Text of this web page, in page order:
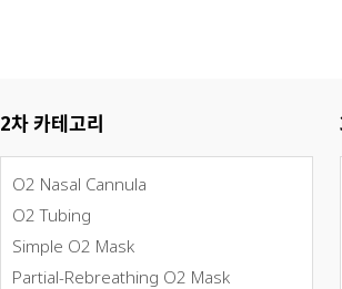
2차 카테고리
O2 Nasal Cannula
O2 Tubing
Simple O2 Mask
Partial-Rebreathing O2 Mask